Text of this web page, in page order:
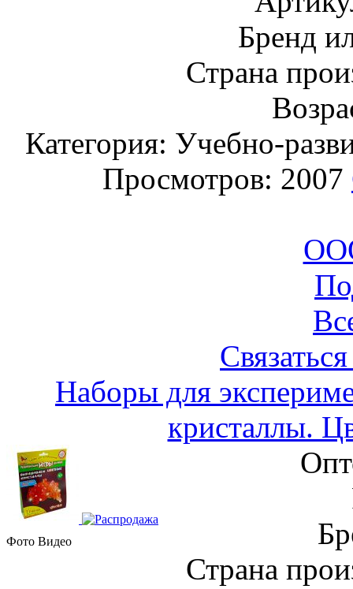
Бренд
Страна
Категория: Учебно-
Просмотров: 2007
Наборы для
кристаллы.
Фото Видео
Страна